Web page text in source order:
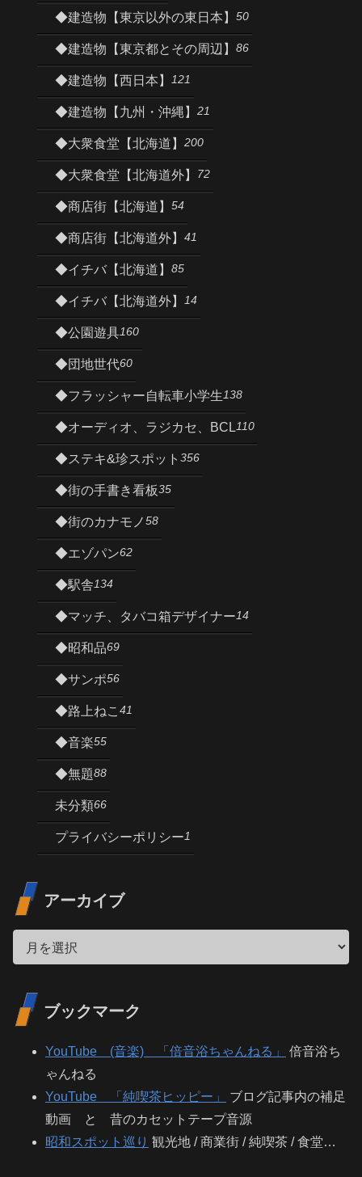
◆建造物【東京以外の東日本】 50
◆建造物【東京都とその周辺】 86
◆建造物【西日本】 121
◆建造物【九州・沖縄】 21
◆大衆食堂【北海道】 200
◆大衆食堂【北海道外】 72
◆商店街【北海道】 54
◆商店街【北海道外】 41
◆イチバ【北海道】 85
◆イチバ【北海道外】 14
◆公園遊具160
◆団地世代60
◆フラッシャー自転車小学生138
◆オーディオ、ラジカセ、BCL110
◆ステキ&珍スポット 356
◆街の手書き看板35
◆街のカナモノ58
◆エゾパン62
◆駅舎134
◆マッチ、タバコ箱デザイナー14
◆昭和品69
◆サンポ56
◆路上ねこ 41
◆音楽55
◆無題88
未分類66
プライバシーポリシー1
アーカイブ
ブックマーク
YouTube (音楽) 「倍音浴ちゃんねる」
倍音浴ち
ゃんねる
YouTube 「純喫茶ヒッピー」
ブログ記事内の補足
動画 と 昔のカセットテープ音源
昭和スポット巡り 観光地 / 商業街 / 純喫茶 / 食堂…